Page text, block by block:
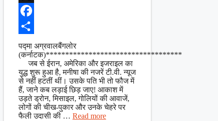
X
Facebook
पद्मा अग्रवालबैंगलोर
(कर्नाटक)***********************************
जब से ईरान, अमेरिका और इजराइल का
युद्ध शुरू हुआ है, मनीषा की नजरें टी.वी. न्यूज
से नहीं हटतीं थीं। उसके पति भी तो फौज में
हैं, जाने कब लड़ाई छिड़ जाए! आकाश में
उड़ते ड्रोन, मिसाइल, गोलियों की आवाजें,
लोगों की चीख-पुकार और उनके चेहरे पर
फैली उदासी की … Read more